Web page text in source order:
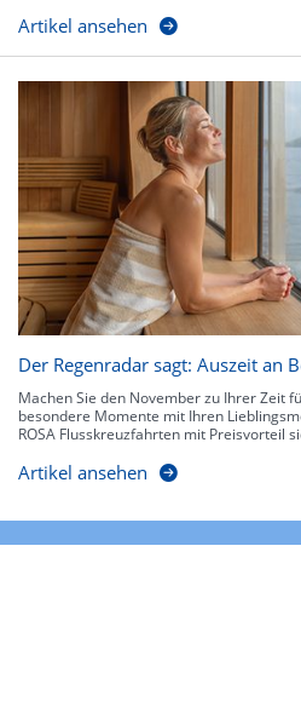
Artikel ansehen
Der Regenradar sagt: Auszeit an
Machen Sie den November zu Ihrer Zeit
besondere Momente mit Ihren
ROSA Flusskreuzfahrten mit Preisvorteil
Artikel ansehen